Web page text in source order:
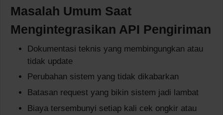
Masalah Umum Saat
Mengintegrasikan API Pengiriman
Dokumentasi teknis yang membingungkan atau
tidak update
Perubahan sistem yang tidak dikabarkan
Batasan request yang bikin sistem jadi lambat
Biaya tersembunyi setiap kali cek ongkir atau